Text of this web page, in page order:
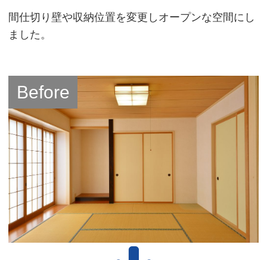
間仕切り壁や収納位置を変更しオープンな空間にし
ました。